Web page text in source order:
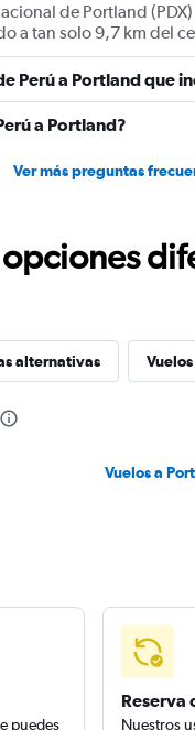
de Portland
a tan solo 9,7 km del
Perú a Portland que
a Portland?
Ver más preguntas
alternativas
Vuelos a
puedes
Reserva
Nuestros